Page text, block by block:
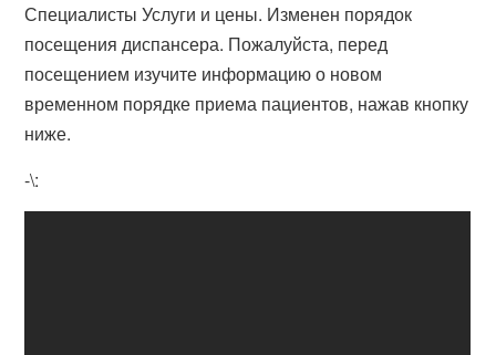
Специалисты Услуги и цены. Изменен порядок
посещения диспансера. Пожалуйста, перед
посещением изучите информацию о новом
временном порядке приема пациентов, нажав кнопку
ниже.
-\: